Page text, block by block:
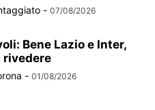
- 07/08/2026
Bene Lazio e Inter,
rivedere
- 01/08/2026